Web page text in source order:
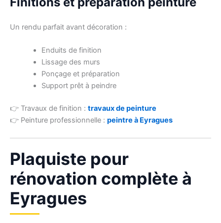
Un rendu parfait avant décoration :
Enduits de finition
Lissage des murs
Ponçage et préparation
Support prêt à peindre
👉 Travaux de finition : travaux de peinture
👉 Peinture professionnelle : peintre à Eyragues
Plaquiste pour
rénovation complète à
Eyragues